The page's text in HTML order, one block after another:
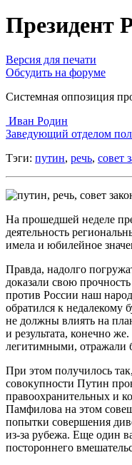
Президент
Версия для печати
Обсудить на форуме
Системная оппозиция
Иван Родин
Заведующий отделом
Тэги: путин, речь, совет
На прошедшей неделе
деятельность
имела и юбилейное
Правда, надолго
доказали свою
против России наш
обратился к
не должны влиять на
и результата, конечно
легитимными,
При этом получилось
совокупности Путин
правоохранительных и
Памфилова на этом
попытки совершения
из-за рубежа. Еще один
постороннего